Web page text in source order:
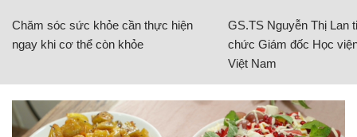
Chăm sóc sức khỏe cần thực hiện
ngay khi cơ thể còn khỏe
GS.TS Nguyễn Thị Lan
chức Giám đốc Học
Việt Nam